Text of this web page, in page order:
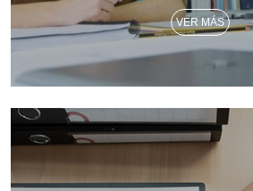
VER MÁS